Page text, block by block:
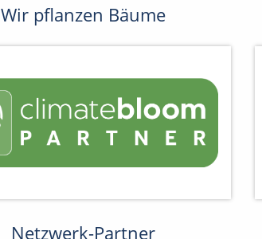
Wir pflanzen Bäume
Netzwerk-Partner